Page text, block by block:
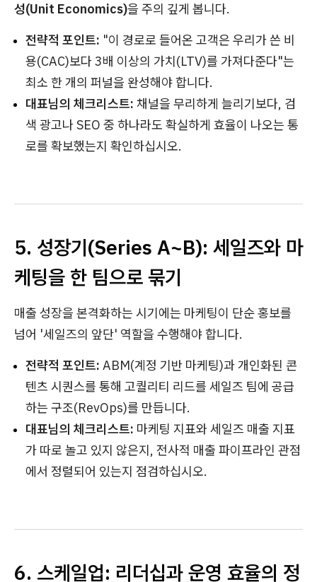
성(Unit Economics)을 주의 깊게 봅니다.
전략적 포인트: "이 경로로 들어온 고객은 우리가 쓴 비
용(CAC)보다 3배 이상의 가치(LTV)를 가져다준다"는
최소 한 개의 퍼널을 완성해야 합니다.
대표님의 체크리스트: 채널을 무리하게 늘리기보다, 검
색 광고나 SEO 중 하나라도 확실하게 효율이 나오는 통
로를 확보했는지 확인하십시오.
5. 성장기(Series A~B): 세일즈와 마
케팅을 한 팀으로 묶기
매출 성장을 본격화하는 시기에는 마케팅이 단순 홍보를
넘어 '세일즈의 앞단' 역할을 수행해야 합니다.
전략적 포인트: ABM(계정 기반 마케팅)과 개인화된 콘
텐츠 시퀀스를 통해 고퀄리티 리드를 세일즈 팀에 공급
하는 구조(RevOps)를 만듭니다.
대표님의 체크리스트: 마케팅 지표와 세일즈 매출 지표
가 따로 놀고 있지 않은지, 전사적 매출 파이프라인 관점
에서 정렬되어 있는지 점검하십시오.
6. 스케일업: 리더십과 운영 효율의 정